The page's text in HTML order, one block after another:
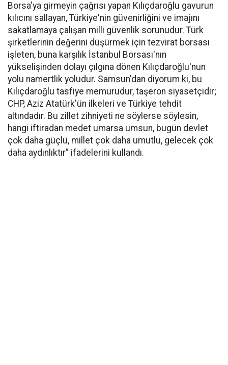
Borsa'ya girmeyin çağrısı yapan Kılıçdaroğlu gavurun
kılıcını sallayan, Türkiye'nin güvenirliğini ve imajını
sakatlamaya çalışan milli güvenlik sorunudur. Türk
şirketlerinin değerini düşürmek için tezvirat borsası
işleten, buna karşılık İstanbul Borsası'nın
yükselişinden dolayı çılgına dönen Kılıçdaroğlu'nun
yolu namertlik yoludur. Samsun'dan diyorum ki, bu
Kılıçdaroğlu tasfiye memurudur, taşeron siyasetçidir;
CHP, Aziz Atatürk'ün ilkeleri ve Türkiye tehdit
altındadır. Bu zillet zihniyeti ne söylerse söylesin,
hangi iftiradan medet umarsa umsun, bugün devlet
çok daha güçlü, millet çok daha umutlu, gelecek çok
daha aydınlıktır” ifadelerini kullandı.